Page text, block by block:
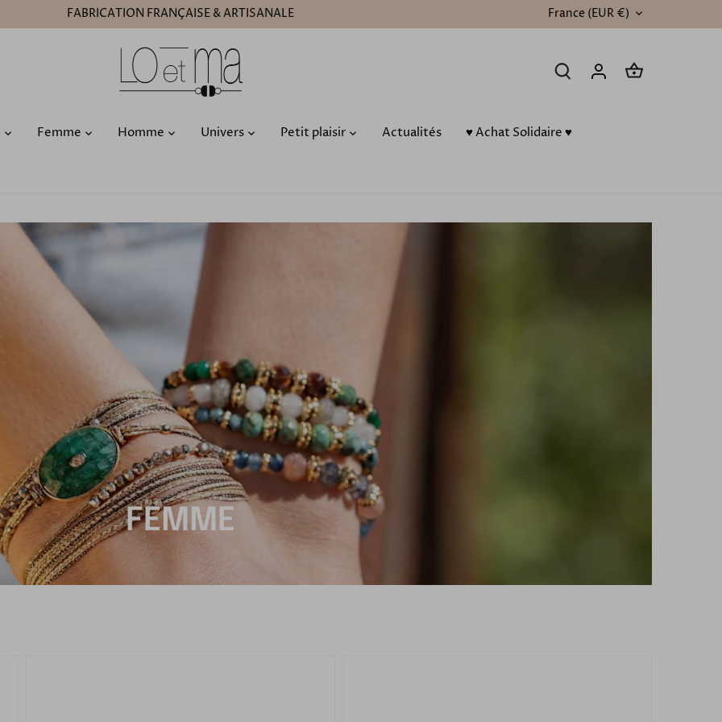
FABRICATION FRANÇAISE & ARTISANALE DEVISE
France (EUR €)
Femme Homme Univers Petit plaisir Actualités ♥️ Achat Solidaire ♥️
FEMME